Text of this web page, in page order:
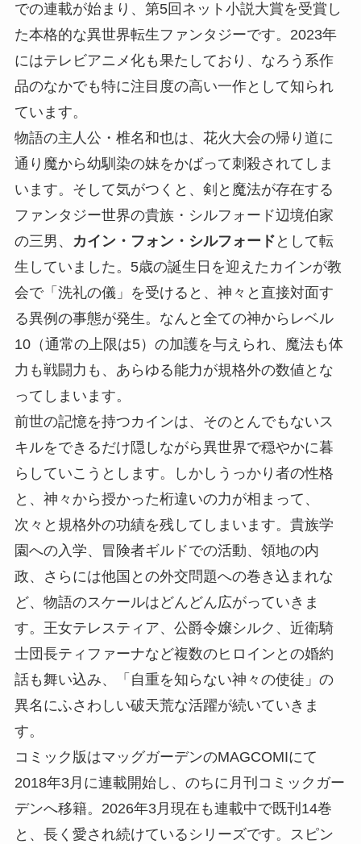
での連載が始まり、第5回ネット小説大賞を受賞し
た本格的な異世界転生ファンタジーです。2023年
にはテレビアニメ化も果たしており、なろう系作
品のなかでも特に注目度の高い一作として知られ
ています。
物語の主人公・椎名和也は、花火大会の帰り道に
通り魔から幼馴染の妹をかばって刺殺されてしま
います。そして気がつくと、剣と魔法が存在する
ファンタジー世界の貴族・シルフォード辺境伯家
の三男、
カイン・フォン・シルフォード として転
生していました。5歳の誕生日を迎えたカインが教
会で「洗礼の儀」を受けると、神々と直接対面す
る異例の事態が発生。なんと全ての神からレベル
10（通常の上限は5）の加護を与えられ、魔法も体
力も戦闘力も、あらゆる能力が規格外の数値とな
ってしまいます。
前世の記憶を持つカインは、そのとんでもないス
キルをできるだけ隠しながら異世界で穏やかに暮
らしていこうとします。しかしうっかり者の性格
と、神々から授かった桁違いの力が相まって、
次々と規格外の功績を残してしまいます。貴族学
園への入学、冒険者ギルドでの活動、領地の内
政、さらには他国との外交問題への巻き込まれな
ど、物語のスケールはどんどん広がっていきま
す。王女テレスティア、公爵令嬢シルク、近衛騎
士団長ティファーナなど複数のヒロインとの婚約
話も舞い込み、「自重を知らない神々の使徒」の
異名にふさわしい破天荒な活躍が続いていきま
す。
コミック版はマッグガーデンのMAGCOMIにて
2018年3月に連載開始し、のちに月刊コミックガー
デンへ移籍。2026年3月現在も連載中で既刊14巻
と、長く愛され続けているシリーズです。スピン